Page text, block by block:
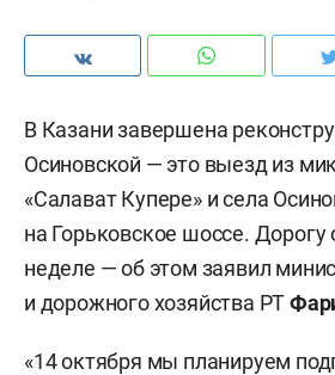
В Казани завершена
Осиновской — это выезд из
«Салават Купере» и села
на Горьковское шоссе. Дорогу
неделе — об этом заявил
и дорожного хозяйства РТ
«14 октября мы планируем